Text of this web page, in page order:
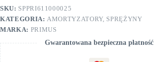
140N
#SPPRI611000025
SKU: SPPRI611000025
KATEGORIA:AMORTYZATORY, SPRĘŻYNY
MARKA: PRIMUS
Gwarantowana bezpieczna płatność